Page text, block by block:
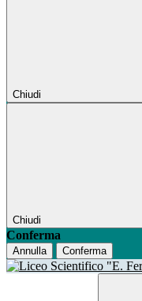
Chiudi
Chiudi
Conferma
Annulla Conferma